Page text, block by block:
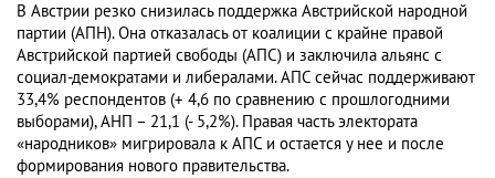
В Австрии резко снизилась поддержка Австрийской народной
партии (АПН). Она отказалась от коалиции с крайне правой
Австрийской партией свободы (АПС) и заключила альянс с
социал-демократами и либералами. АПС сейчас поддерживают
33,4% респондентов (+ 4,6 по сравнению с прошлогодними
выборами), АНП – 21,1 (- 5,2%). Правая часть электората
«народников» мигрировала к АПС и остается у нее и после
формирования нового правительства.